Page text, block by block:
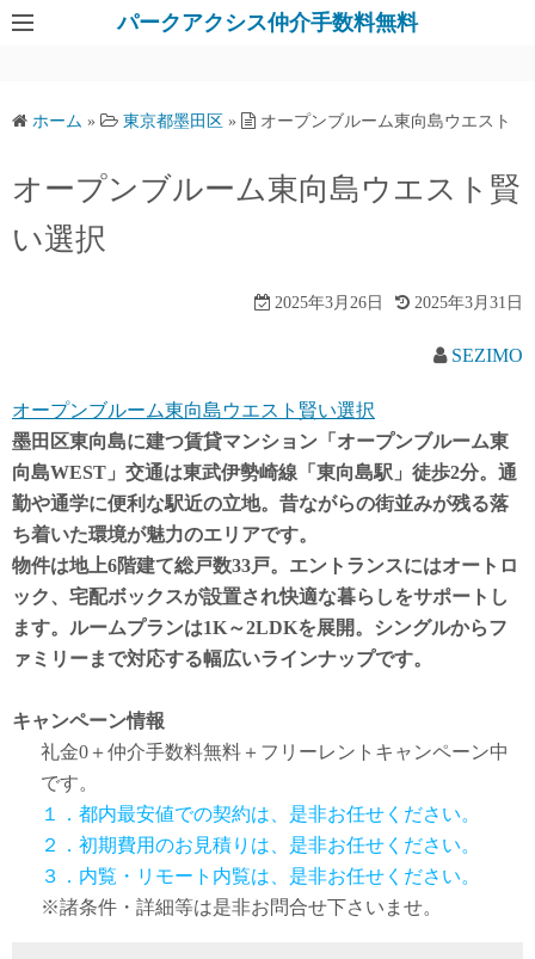
パークアクシス仲介手数料無料
ホーム » 東京都墨田区 » オープンブルーム東向島ウエスト
オープンブルーム東向島ウエスト賢
い選択
2025年3月26日 2025年3月31日
SEZIMO
オープンブルーム東向島ウエスト賢い選択
墨田区東向島に建つ賃貸マンション「オープンブルーム東
向島WEST」交通は東武伊勢崎線「東向島駅」徒歩2分。通
勤や通学に便利な駅近の立地。昔ながらの街並みが残る落
ち着いた環境が魅力のエリアです。
物件は地上6階建て総戸数33戸。エントランスにはオートロ
ック、宅配ボックスが設置され快適な暮らしをサポートし
ます。ルームプランは1K～2LDKを展開。シングルからフ
ァミリーまで対応する幅広いラインナップです。
キャンペーン情報
礼金0 ＋仲介手数料無料 ＋ フリーレント キャンペーン中
です。
１．都内最安値での契約は、是非お任せください。
２．初期費用のお見積りは、是非お任せください。
３．内覧・リモート内覧は、是非お任せください。
※諸条件・詳細等は是非お問合せ下さいませ。